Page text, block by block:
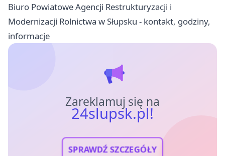
Biuro Powiatowe Agencji Restrukturyzacji i
Modernizacji Rolnictwa w Słupsku - kontakt, godziny,
informacje
Zareklamuj się na
24slupsk.pl!
SPRAWDŹ SZCZEGÓŁY